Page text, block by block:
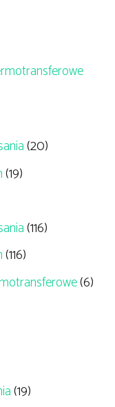
(20)
(19)
(116)
(116)
(6)
(19)